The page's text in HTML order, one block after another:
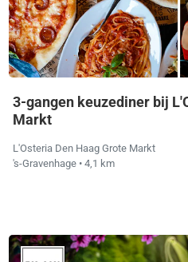
3-gangen keuzediner bij
Markt
L'Osteria Den Haag Grote Markt
's-Gravenhage • 4,1 km